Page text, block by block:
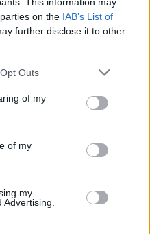
on the IAB’s List of
further disclose it to other
Outs
of my
of my
my